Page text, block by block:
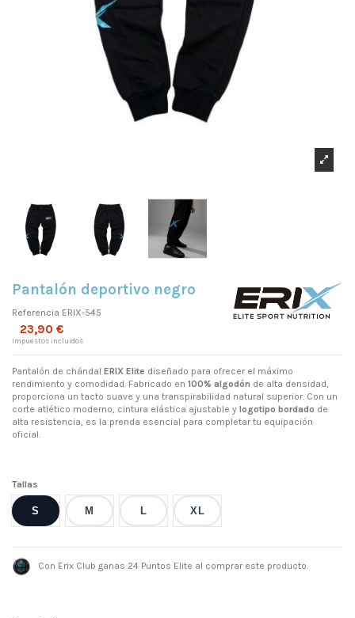
Pantalón deportivo negro
Referencia ERIX-545
23,90 €
Impuestos incluidos
Pantalón de chándal ERIX Elite diseñado para ofrecer el máximo
rendimiento y comodidad. Fabricado en 100% algodón de alta densidad,
proporciona un tacto suave y una transpirabilidad natural superior. Con un
corte atlético moderno, cintura elástica ajustable y logotipo bordado de
alta resistencia, es la prenda esencial para completar tu equipación
oficial.
Tallas
S M L XL
Con Erix Club ganas 24 Puntos Elite al comprar este producto.